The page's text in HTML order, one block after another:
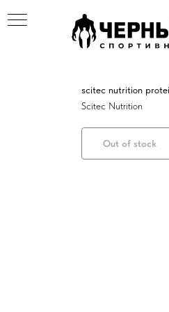
scitec nutrition
Scitec Nutrition
Out of stock